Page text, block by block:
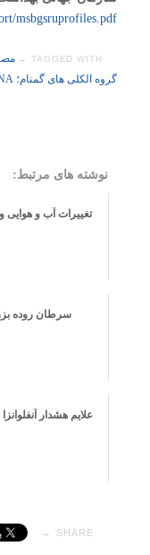
msbgsruprofiles.pdf
TAGGED WITH →
گروه الکلی های گمنام؛ NA
نوشته های مرتبط:
تغییرات آب و هوایی
سرطان روده
علایم هشدار
SHARE →